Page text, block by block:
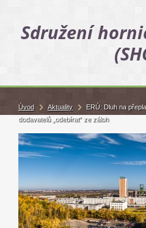
Sdružení
Úvod Aktuality
ERÚ: Dluh na
dodavatelů „odebírat“ ze záloh